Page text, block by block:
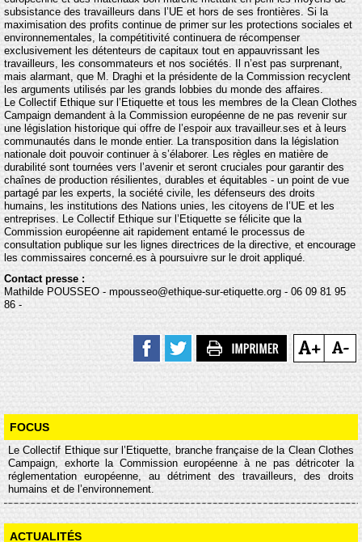
subsistance des travailleurs dans l’UE et hors de ses frontières. Si la
maximisation des profits continue de primer sur les protections sociales et
environnementales, la compétitivité continuera de récompenser
exclusivement les détenteurs de capitaux tout en appauvrissant les
travailleurs, les consommateurs et nos sociétés. Il n’est pas surprenant,
mais alarmant, que M. Draghi et la présidente de la Commission recyclent
les arguments utilisés par les grands lobbies du monde des affaires.
Le Collectif Ethique sur l’Etiquette et tous les membres de la Clean Clothes
Campaign demandent à la Commission européenne de ne pas revenir sur
une législation historique qui offre de l’espoir aux travailleur.ses et à leurs
communautés dans le monde entier. La transposition dans la législation
nationale doit pouvoir continuer à s’élaborer. Les règles en matière de
durabilité sont tournées vers l’avenir et seront cruciales pour garantir des
chaînes de production résilientes, durables et équitables - un point de vue
partagé par les experts, la société civile, les défenseurs des droits
humains, les institutions des Nations unies, les citoyens de l’UE et les
entreprises. Le Collectif Ethique sur l’Etiquette se félicite que la
Commission européenne ait rapidement entamé le processus de
consultation publique sur les lignes directrices de la directive, et encourage
les commissaires concerné.es à poursuivre sur le droit appliqué.
Contact presse :
Mathilde POUSSEO - mpousseo@ethique-sur-etiquette.org - 06 09 81 95
86 -
FOCUS
Le Collectif Ethique sur l’Etiquette, branche française de la Clean Clothes
Campaign, exhorte la Commission européenne à ne pas détricoter la
réglementation européenne, au détriment des travailleurs, des droits
humains et de l’environnement.
ACTUALITÉS